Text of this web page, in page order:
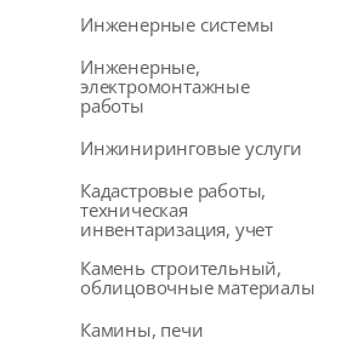
Инженерные системы
Инженерные,
электромонтажные
работы
Инжиниринговые услуги
Кадастровые работы,
техническая
инвентаризация, учет
Камень строительный,
облицовочные материалы
Камины, печи